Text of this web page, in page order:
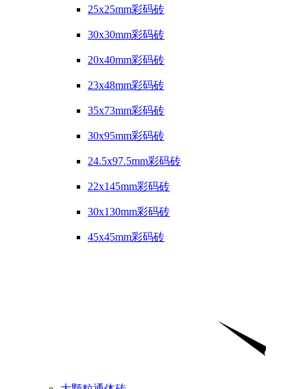
25x25mm彩码砖
30x30mm彩码砖
20x40mm彩码砖
23x48mm彩码砖
35x73mm彩码砖
30x95mm彩码砖
24.5x97.5mm彩码砖
22x145mm彩码砖
30x130mm彩码砖
45x45mm彩码砖